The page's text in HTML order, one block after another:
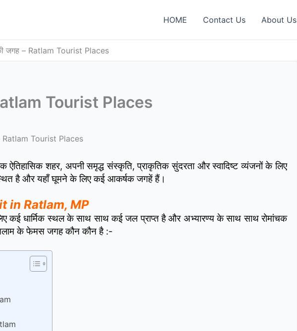
HOME Contact Us About Us
जगह – Ratlam Tourist Places
Tourist Places
Ratlam Tourist Places
ऐतिहासिक शहर, अपनी समृद्ध संस्कृति, प्राकृतिक सुंदरता और स्वादिष्ट व्यंजनों के लिए
है और यहाँ घूमने के लिए कई आकर्षक जगहें हैं।
in Ratlam, MP
कई धार्मिक स्थल के साथ साथ कई जल प्राप्त है और अभ्यारण्य के साथ साथ रोमांचक
के फेमस जगह कौन कौन है :-